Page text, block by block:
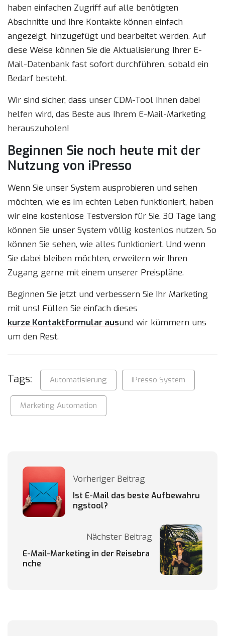
haben einfachen Zugriff auf alle benötigten
Abschnitte und Ihre Kontakte können einfach
angezeigt, hinzugefügt und bearbeitet werden. Auf
diese Weise können Sie die Aktualisierung Ihrer E-
Mail-Datenbank fast sofort durchführen, sobald ein
Bedarf besteht.
Wir sind sicher, dass unser CDM-Tool Ihnen dabei
helfen wird, das Beste aus Ihrem E-Mail-Marketing
herauszuholen!
Beginnen Sie noch heute mit der
Nutzung von iPresso
Wenn Sie unser System ausprobieren und sehen
möchten, wie es im echten Leben funktioniert, haben
wir eine kostenlose Testversion für Sie. 30 Tage lang
können Sie unser System völlig kostenlos nutzen. So
können Sie sehen, wie alles funktioniert. Und wenn
Sie dabei bleiben möchten, erweitern wir Ihren
Zugang gerne mit einem unserer Preispläne.
Beginnen Sie jetzt und verbessern Sie Ihr Marketing
mit uns! Füllen Sie einfach dieses
kurze Kontaktformular ausund wir kümmern uns
um den Rest.
Tags: Automatisierung iPresso System
Marketing Automation
Vorheriger Beitrag
Ist E-Mail das beste Aufbewahru
ngstool?
Nächster Beitrag
E-Mail-Marketing in der Reisebra
nche